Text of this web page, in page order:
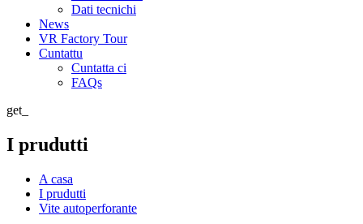
Dati tecnichi
News
VR Factory Tour
Cuntattu
Cuntatta ci
FAQs
get_
I prudutti
A casa
I prudutti
Vite autoperforante